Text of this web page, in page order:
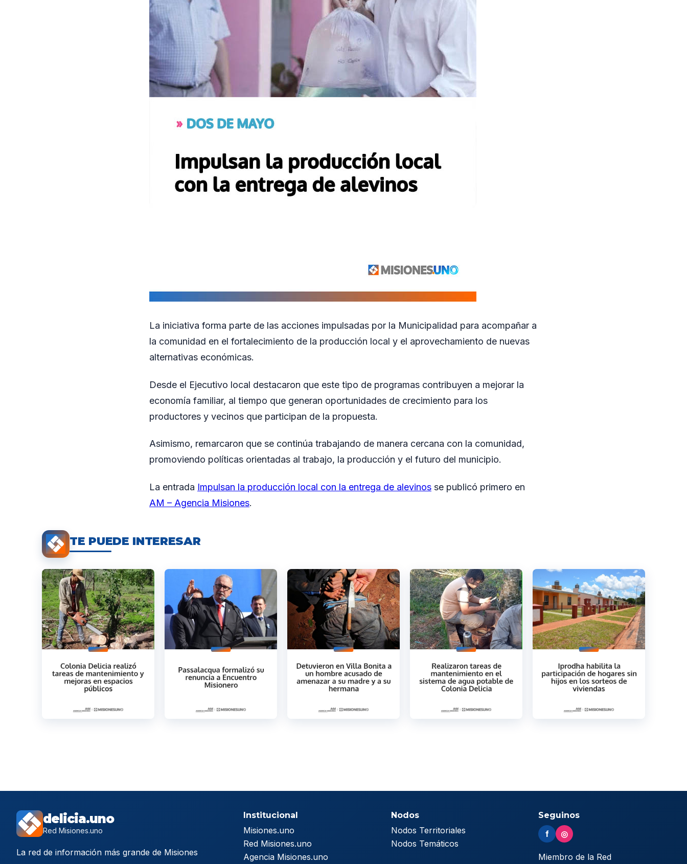
La iniciativa forma parte de las acciones impulsadas por la Municipalidad para acompañar a
la comunidad en el fortalecimiento de la producción local y el aprovechamiento de nuevas
alternativas económicas.
Desde el Ejecutivo local destacaron que este tipo de programas contribuyen a mejorar la
economía familiar, al tiempo que generan oportunidades de crecimiento para los
productores y vecinos que participan de la propuesta.
Asimismo, remarcaron que se continúa trabajando de manera cercana con la comunidad,
promoviendo políticas orientadas al trabajo, la producción y el futuro del municipio.
La entrada Impulsan la producción local con la entrega de alevinos se publicó primero en
AM – Agencia Misiones.
TE PUEDE INTERESAR
delicia.uno
Red Misiones.uno
La red de información más grande de Misiones
Institucional
Misiones.uno
Red Misiones.uno
Agencia Misiones.uno
Nodos
Nodos Territoriales
Nodos Temáticos
Seguinos
f ◎
Miembro de la Red